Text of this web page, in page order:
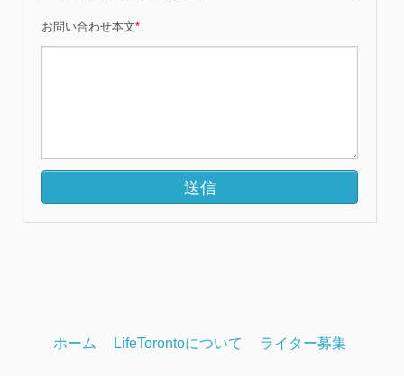
お問い合わせ本文*
ホーム LifeTorontoについて ライター募集